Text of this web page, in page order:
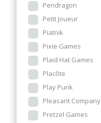
Pendragon
Petit Joueur
Piatnik
Pixie Games
Plaid Hat Games
Placôte
Play Punk
Pleasant Company
Pretzel Games